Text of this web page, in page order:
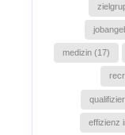
medizin (17)
effizienz